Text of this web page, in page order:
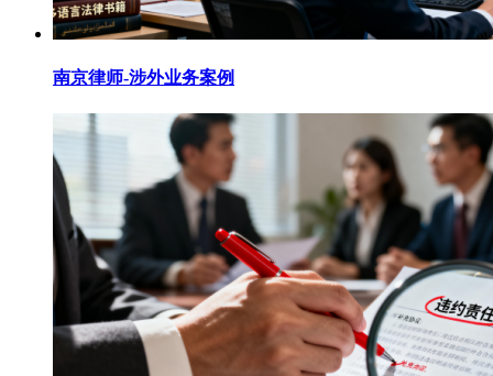
南京律师-涉外业务案例